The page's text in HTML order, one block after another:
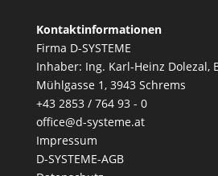
Kontaktinformationen
Firma D-SYSTEME
Inhaber: Ing. Karl-Heinz Dolezal,
Mühlgasse 1, 3943 Schrems
+43 2853 / 764 93 - 0
office@d-systeme.at
Impressum
D-SYSTEME-AGB